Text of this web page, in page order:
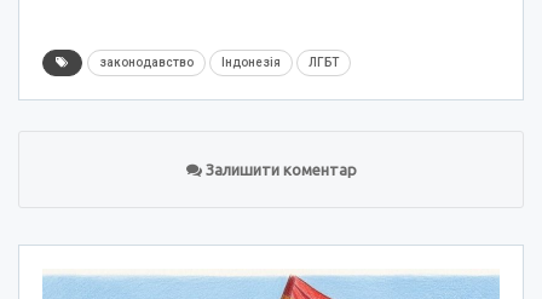
законодавство Індонезія ЛГБТ
Залишити коментар